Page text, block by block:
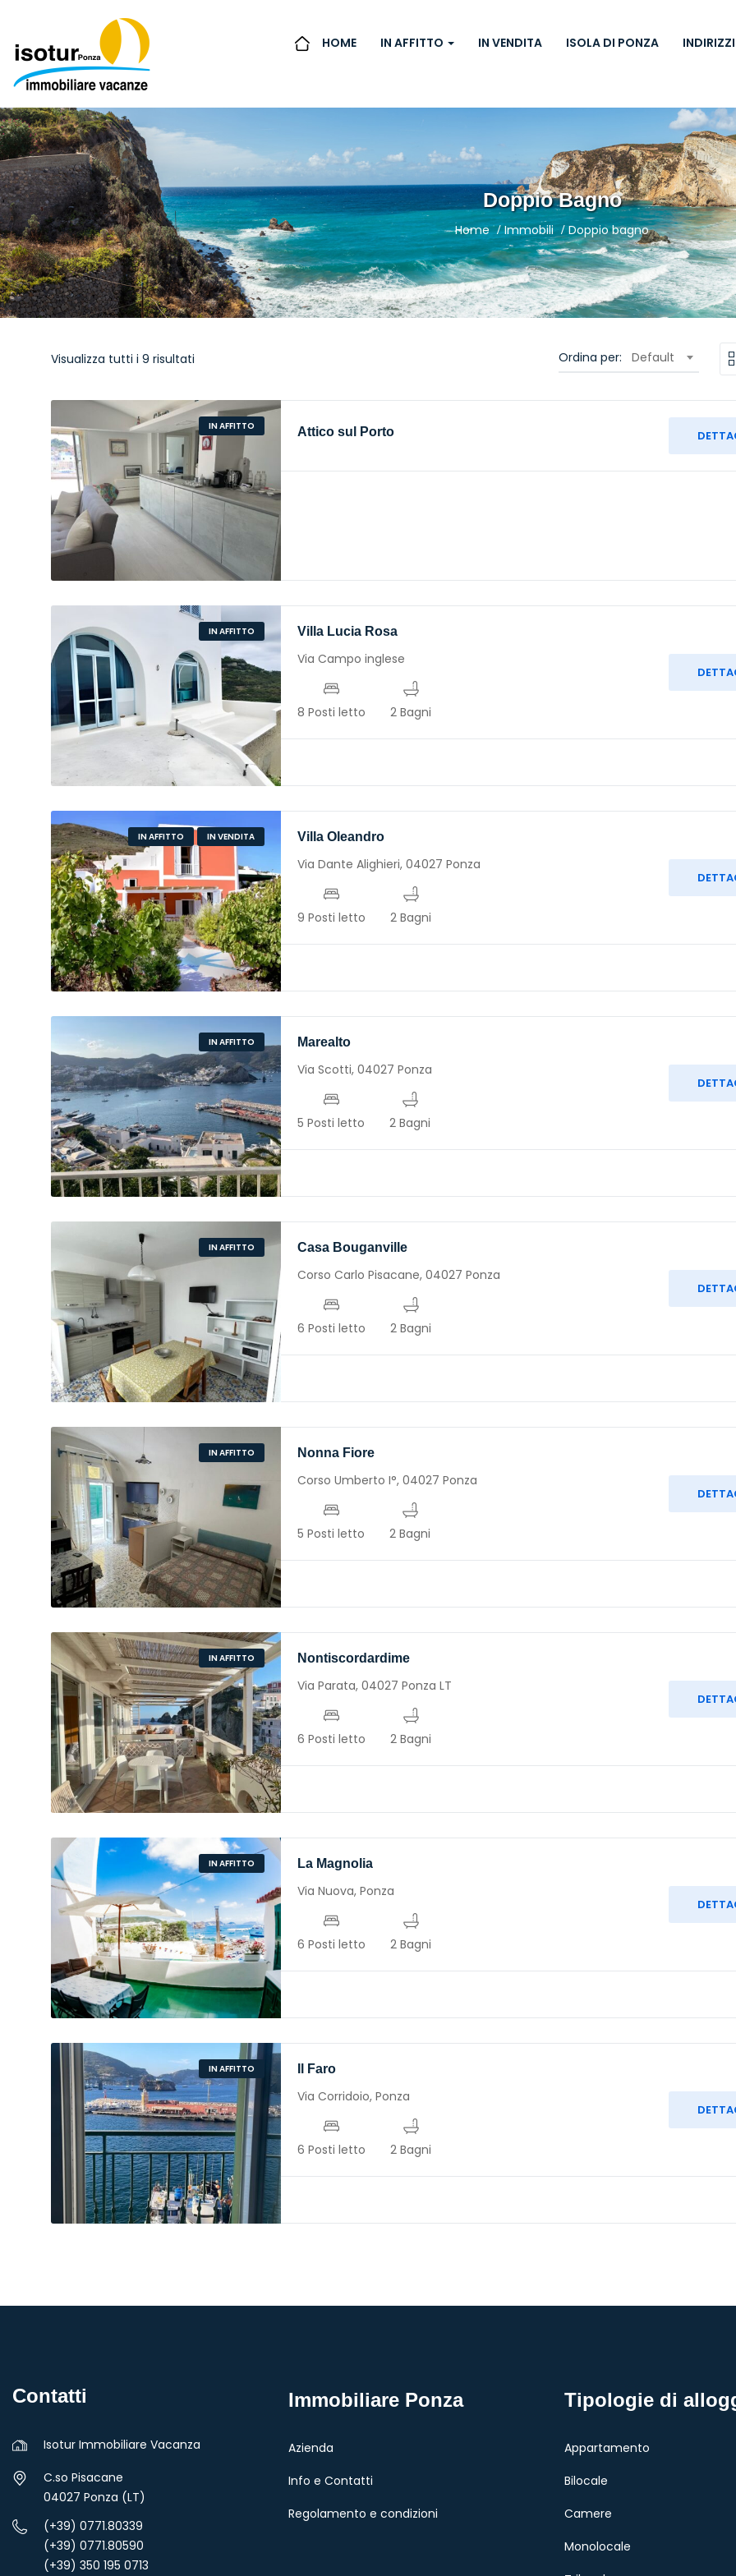
HOME IN AFFITTO IN VENDITA ISOLA DI PONZA
Doppio Bagno
Home Immobili Doppio bagno
Visualizza tutti i 9 risultati Ordina per: Default
IN AFFITTO Attico sul Porto
IN AFFITTO Villa Lucia Rosa
Via Campo inglese
8 Posti letto 2 Bagni
IN AFFITTO IN VENDITA Villa Oleandro
Via Dante Alighieri, 04027 Ponza
9 Posti letto 2 Bagni
IN AFFITTO Marealto
Via Scotti, 04027 Ponza
5 Posti letto 2 Bagni
IN AFFITTO Casa Bouganville
Corso Carlo Pisacane, 04027 Ponza
6 Posti letto 2 Bagni
IN AFFITTO Nonna Fiore
Corso Umberto I°, 04027 Ponza
5 Posti letto 2 Bagni
IN AFFITTO Nontiscordardime
Via Parata, 04027 Ponza LT
6 Posti letto 2 Bagni
IN AFFITTO La Magnolia
Via Nuova, Ponza
6 Posti letto 2 Bagni
IN AFFITTO Il Faro
Via Corridoio, Ponza
6 Posti letto 2 Bagni
Contatti
Isotur Immobiliare Vacanza
C.so Pisacane
04027 Ponza (LT)
(+39) 0771.80339
(+39) 0771.80590
(+39) 350 195 0713
Immobiliare Ponza
Azienda
Info e Contatti
Regolamento e condizioni
Tipologie di
Appartamento
Bilocale
Camere
Monolocale